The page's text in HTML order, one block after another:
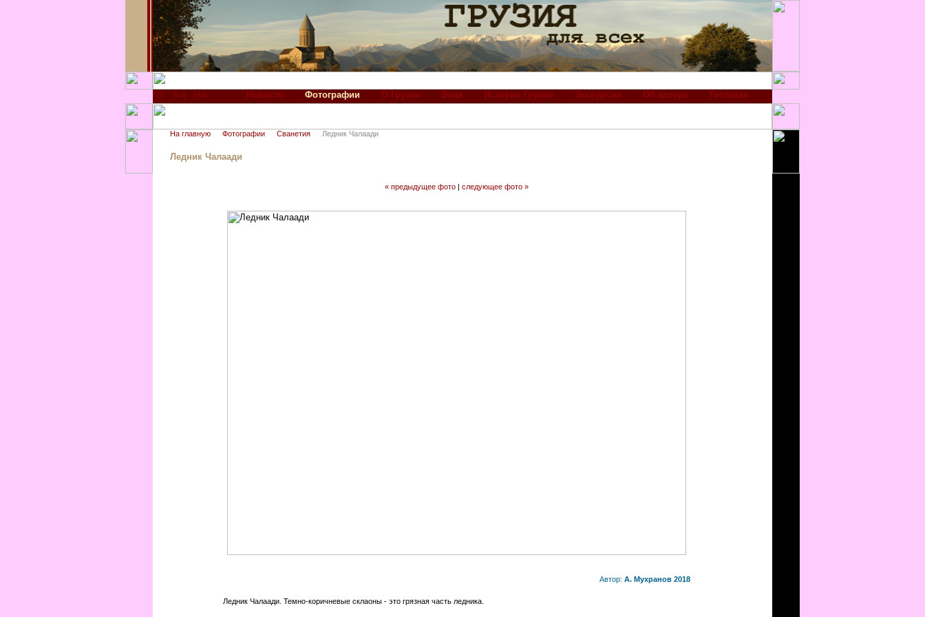
Новости Фотографии О Грузии Виза История Грузии Экскурсии Об авторе Гостевая
На главную Фотографии Сванетия Ледник Чалаади
Ледник Чалаади
« предыдущее фото | следующее фото »
Автор: А. Мухранов 2018
Ледник Чалаади. Темно-коричневые склаоны - это грязная часть ледника.